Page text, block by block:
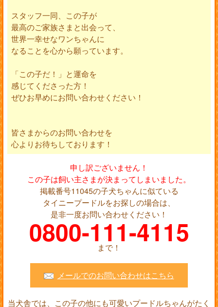
スタッフ一同、この子が
最高のご家族さまと出会って、
世界一幸せなワンちゃんに
なることを心から願っています。
「この子だ！」と運命を
感じてくださった方！
ぜひお早めにお問い合わせください！
皆さまからのお問い合わせを
心よりお待ちしております！
申し訳ございません！
この子は飼い主さまが決まってしまいました。
掲載番号11045の子犬ちゃんに似ている
タイニープードルをお探しの場合は、
是非一度お問い合わせください！
0800-111-4115
まで！
メールでのお問い合わせはこちら
当犬舎では、この子の他にも可愛いプードルちゃんがたく